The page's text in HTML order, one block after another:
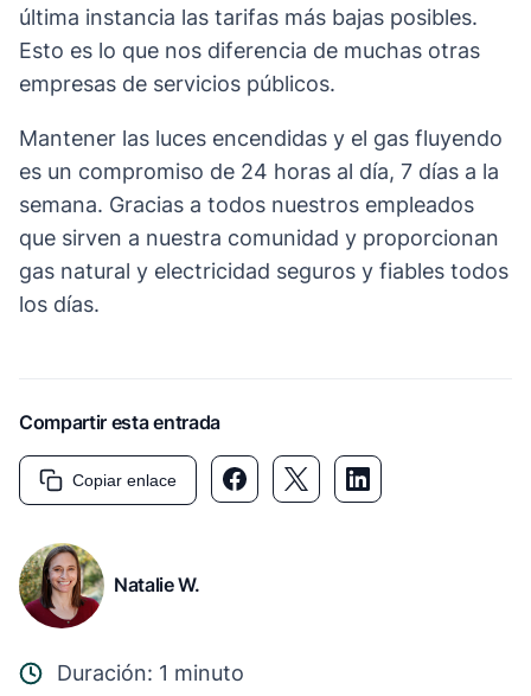
Natalie W.
Duración: 1 minuto
última instancia las tarifas más bajas posibles.
Esto es lo que nos diferencia de muchas otras
empresas de servicios públicos.
Mantener las luces encendidas y el gas fluyendo
es un compromiso de 24 horas al día, 7 días a la
semana. Gracias a todos nuestros empleados
que sirven a nuestra comunidad y proporcionan
gas natural y electricidad seguros y fiables todos
los días.
Compartir esta entrada
Copiar enlace